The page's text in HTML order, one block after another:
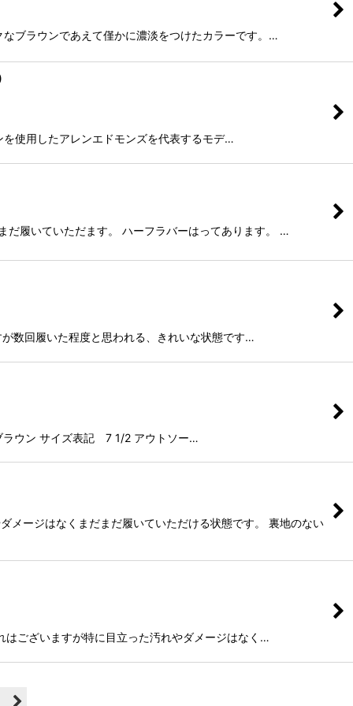
ブラウンであえて僅かに濃淡をつけたカラーです。…
使用したアレンエドモンズを代表するモデ…
だ履いていただます。 ハーフラバーはってあります。 …
数回履いた程度と思われる、きれいな状態です…
ラウン サイズ表記 7 1/2 アウトソー…
メージはなくまだまだ履いていただける状態です。 裏地のない
はございますが特に目立った汚れやダメージはなく…